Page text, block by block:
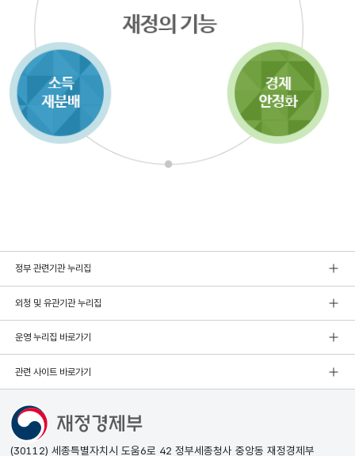
정부 관련기관 누리집
외청 및 유관기관 누리집
운영 누리집 바로가기
관련 사이트 바로가기
(30112) 세종특별자치시 도움6로 42 정부세종청사 중앙동 재정경제부